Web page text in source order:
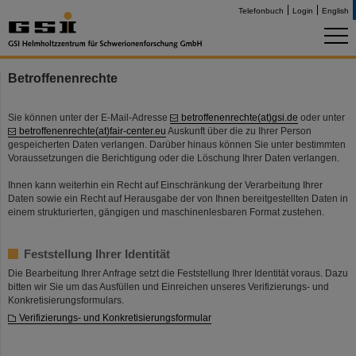
Telefonbuch Login English
Betroffenenrechte
Sie können unter der E-Mail-Adresse betroffenenrechte(at)gsi.de oder unter
betroffenenrechte(at)fair-center.eu Auskunft über die zu Ihrer Person
gespeicherten Daten verlangen. Darüber hinaus können Sie unter bestimmten
Voraussetzungen die Berichtigung oder die Löschung Ihrer Daten verlangen.
Ihnen kann weiterhin ein Recht auf Einschränkung der Verarbeitung Ihrer
Daten sowie ein Recht auf Herausgabe der von Ihnen bereitgestellten Daten in
einem strukturierten, gängigen und maschinenlesbaren Format zustehen.
Feststellung Ihrer Identität
Die Bearbeitung Ihrer Anfrage setzt die Feststellung Ihrer Identität voraus. Dazu
bitten wir Sie um das Ausfüllen und Einreichen unseres Verifizierungs- und
Konkretisierungsformulars.
Verifizierungs- und Konkretisierungsformular